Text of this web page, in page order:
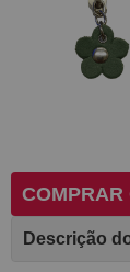
COMPRAR
Descrição